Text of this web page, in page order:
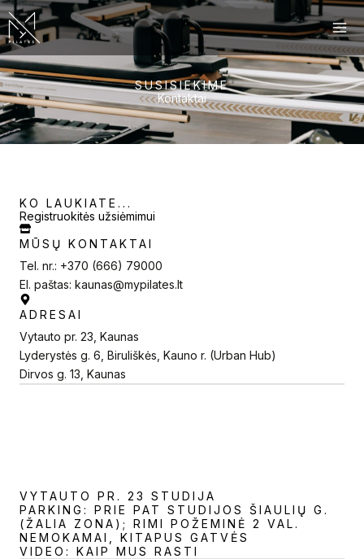
Pereiti
prie
turinio
SUSISIEKIME
Kontaktai
KO LAUKIATE...
Registruokitės užsiėmimui
MŪSŲ KONTAKTAI
Tel. nr.: +370 (666) 79000
El. paštas: kaunas@mypilates.lt
ADRESAI
Vytauto pr. 23, Kaunas
Lyderystės g. 6, Biruliškės, Kauno r. (Urban Hub)
Dirvos g. 13, Kaunas
VYTAUTO PR. 23 STUDIJA
PARKING: PRIE PAT STUDIJOS ŠIAULIŲ G.
(ŽALIA ZONA); RIMI POŽEMINĖ 2 VAL.
NEMOKAMAI, KITAPUS GATVĖS
VIDEO: KAIP MUS RASTI